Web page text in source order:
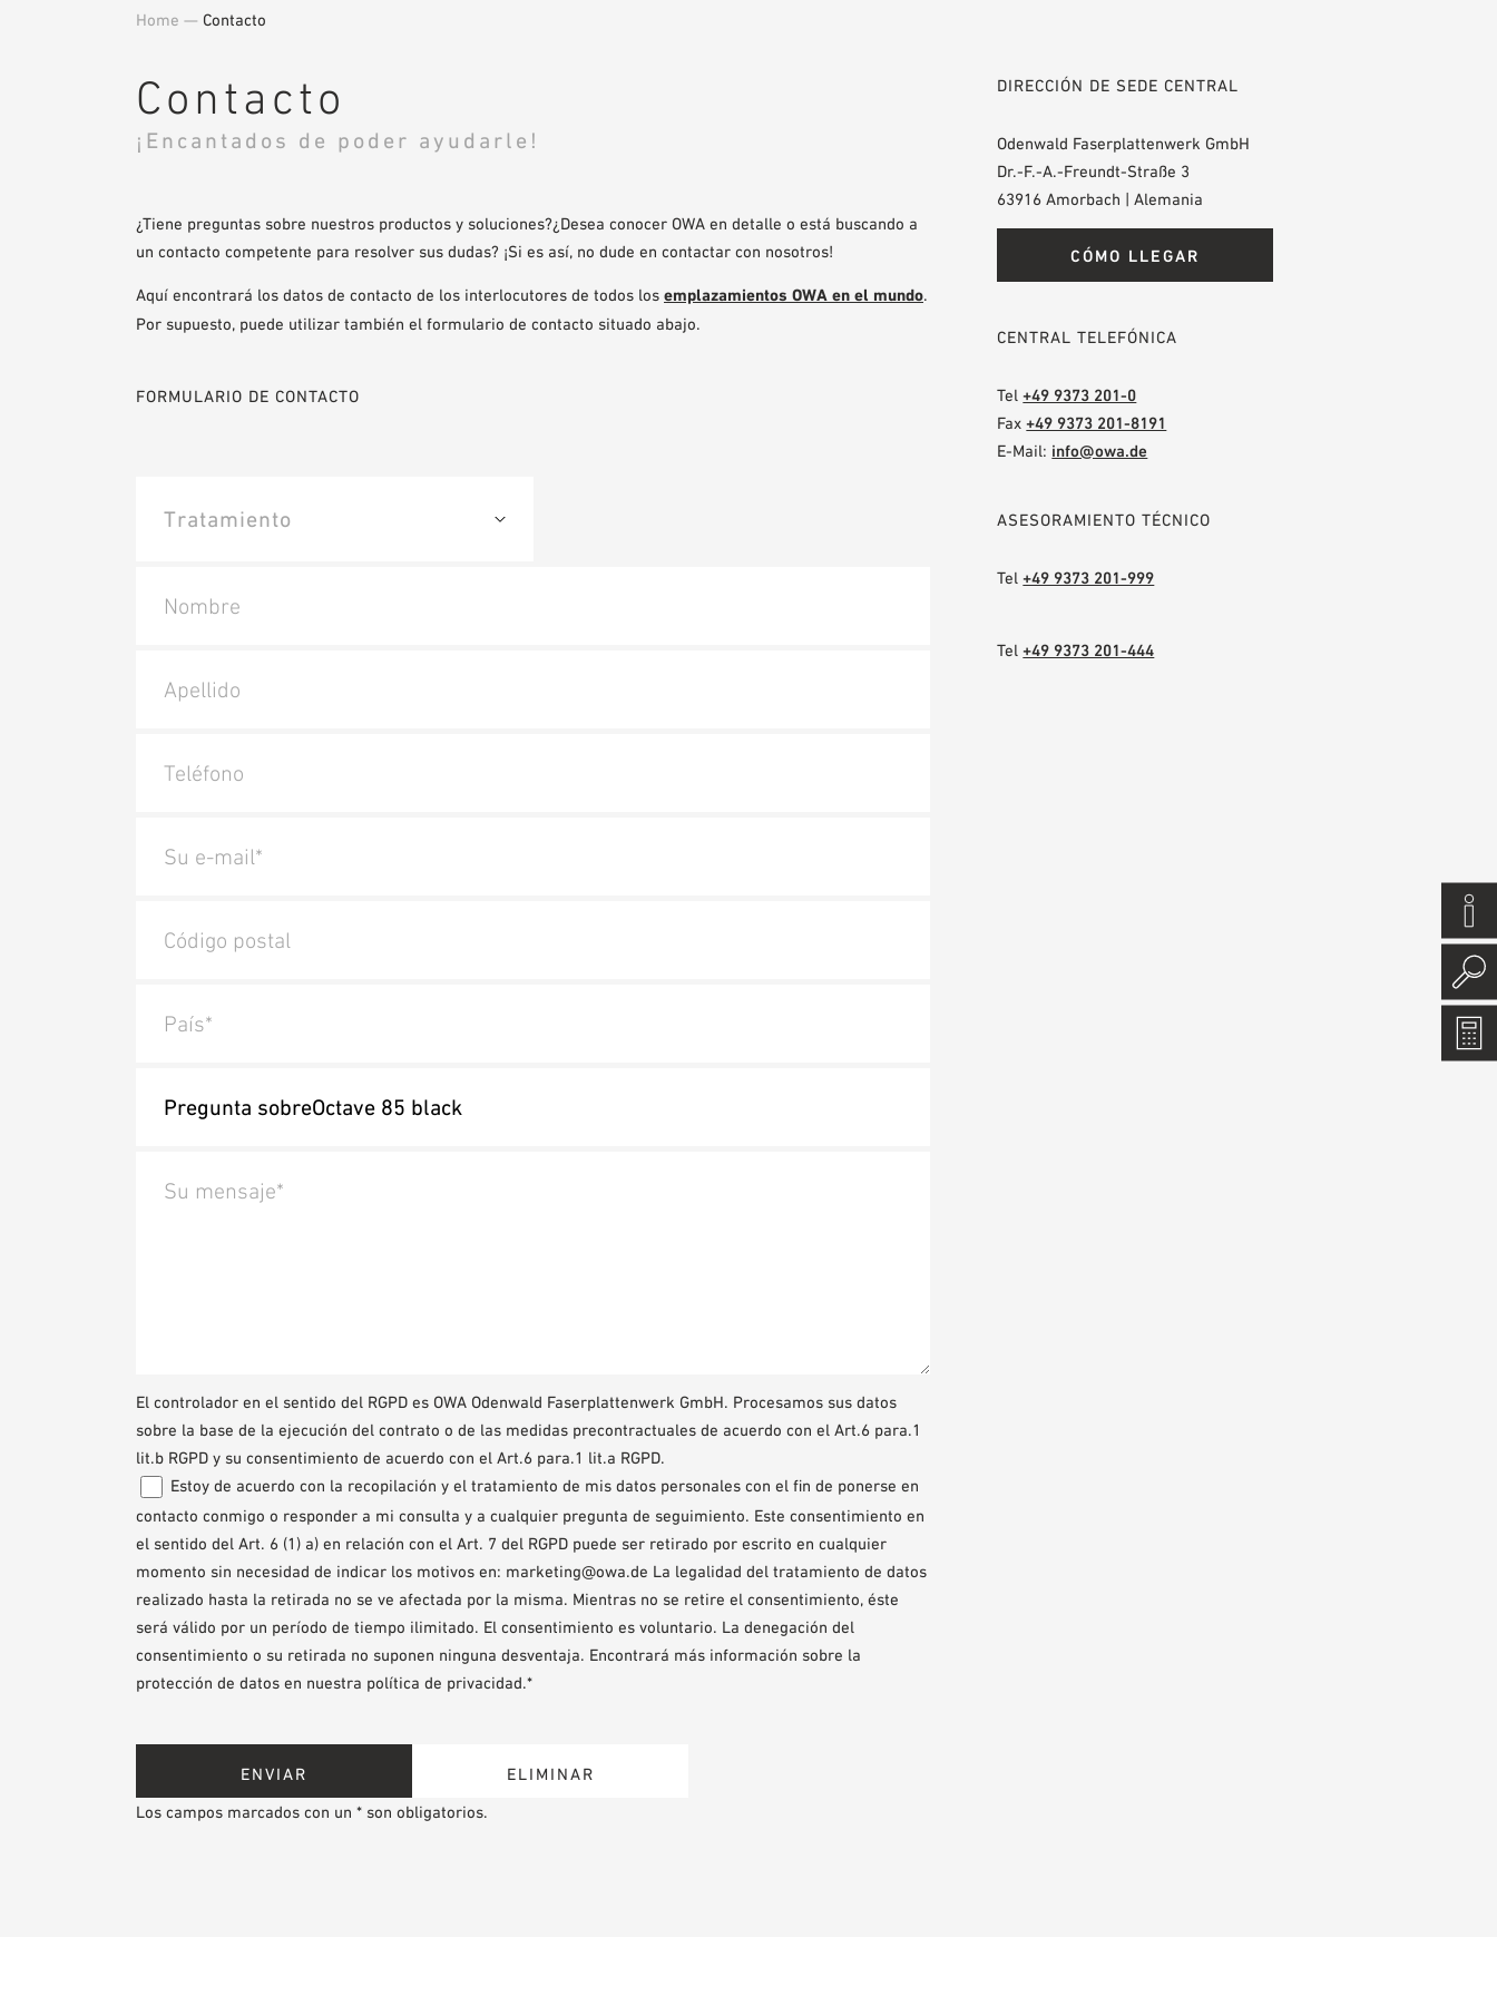
Home — Contacto
Contacto
¡Encantados de poder ayudarle!
¿Tiene preguntas sobre nuestros productos y soluciones?¿Desea conocer OWA en detalle o está buscando a
un contacto competente para resolver sus dudas? ¡Si es así, no dude en contactar con nosotros!
Aquí encontrará los datos de contacto de los interlocutores de todos los emplazamientos OWA en el mundo.
Por supuesto, puede utilizar también el formulario de contacto situado abajo.
FORMULARIO DE CONTACTO
Nombre
Apellido
Teléfono
Su e-mail*
Código postal
País*
Su mensaje*
El controlador en el sentido del RGPD es OWA Odenwald Faserplattenwerk GmbH. Procesamos sus datos
sobre la base de la ejecución del contrato o de las medidas precontractuales de acuerdo con el Art.6 para.1
lit.b RGPD y su consentimiento de acuerdo con el Art.6 para.1 lit.a RGPD.
Estoy de acuerdo con la recopilación y el tratamiento de mis datos personales con el fin de ponerse en
contacto conmigo o responder a mi consulta y a cualquier pregunta de seguimiento. Este consentimiento en
el sentido del Art. 6 (1) a) en relación con el Art. 7 del RGPD puede ser retirado por escrito en cualquier
momento sin necesidad de indicar los motivos en: marketing@owa.de La legalidad del tratamiento de datos
realizado hasta la retirada no se ve afectada por la misma. Mientras no se retire el consentimiento, éste
será válido por un período de tiempo ilimitado. El consentimiento es voluntario. La denegación del
consentimiento o su retirada no suponen ninguna desventaja. Encontrará más información sobre la
protección de datos en nuestra política de privacidad.*
Los campos marcados con un * son obligatorios.
DIRECCIÓN DE SEDE CENTRAL
Odenwald Faserplattenwerk GmbH
Dr.-F.-A.-Freundt-Straße 3
63916 Amorbach | Alemania
CÓMO LLEGAR
CENTRAL TELEFÓNICA
Tel+49 9373 201-0
Fax+49 9373 201-8191
E-Mail: info@owa.de
ASESORAMIENTO TÉCNICO
Tel+49 9373 201-999
Tel+49 9373 201-444